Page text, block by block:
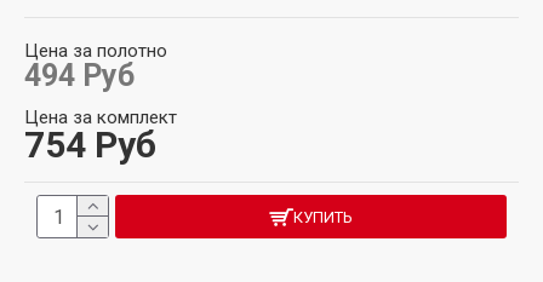
Цена за полотно
494 Руб
Цена за комплект
754 Руб
КУПИТЬ